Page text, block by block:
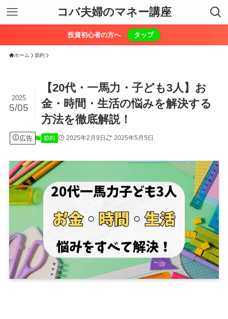
コバ夫婦のマネー講座
投資初心者の方へ タップ
ホーム 節約
【20代・一馬力・子ども3人】お
金・時間・生活の悩みを解決する
方法を徹底解説！
2025
5/05
広告 節約 2025年2月9日 2025年5月5日